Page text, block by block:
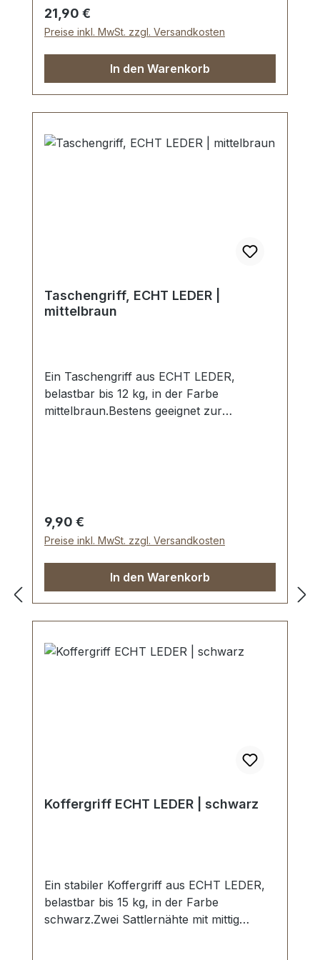
50 mm, Breite ca. 25 mm.Lieferumfang:1
Stück Griff mit vormontierten Griffringen2
Stück Befestigungsplatten
Regulärer Preis:
21,90 €
Preise inkl. MwSt. zzgl. Versandkosten
In den Warenkorb
Taschengriff, ECHT LEDER |
mittelbraun
Ein Taschengriff aus ECHT LEDER,
belastbar bis 12 kg, in der Farbe
mittelbraun.Bestens geeignet zur
ca. 145 mm, Gesamthöhe ca. 35 mm,
Breite ca. 24 mm.Der Griff ist ca. 12 mm
dick. Lieferumfang: 1 Stück Griff mit
vormontierten Griffringen und
Lederlaschen
Regulärer Preis:
9,90 €
Preise inkl. MwSt. zzgl. Versandkosten
In den Warenkorb
Koffergriff ECHT LEDER | schwarz
Ein stabiler Koffergriff aus ECHT LEDER,
belastbar bis 15 kg, in der Farbe
schwarz.Zwei Sattlernähte mit mittig